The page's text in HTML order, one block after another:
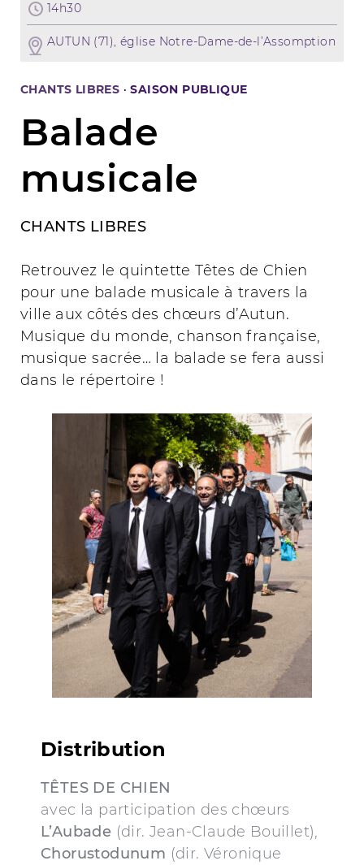
14h30
AUTUN (71), église Notre-Dame-de-l’Assomption
CHANTS LIBRES ·SAISON PUBLIQUE
Balade
musicale
CHANTS LIBRES
Retrouvez le quintette Têtes de Chien
pour une balade musicale à travers la
ville aux côtés des chœurs d’Autun.
Musique du monde, chanson française,
musique sacrée… la balade se fera aussi
dans le répertoire !
Distribution
TÊTES DE CHIEN
avec la participation des chœurs
L’Aubade (dir. Jean-Claude Bouillet),
Chorustodunum (dir. Véronique